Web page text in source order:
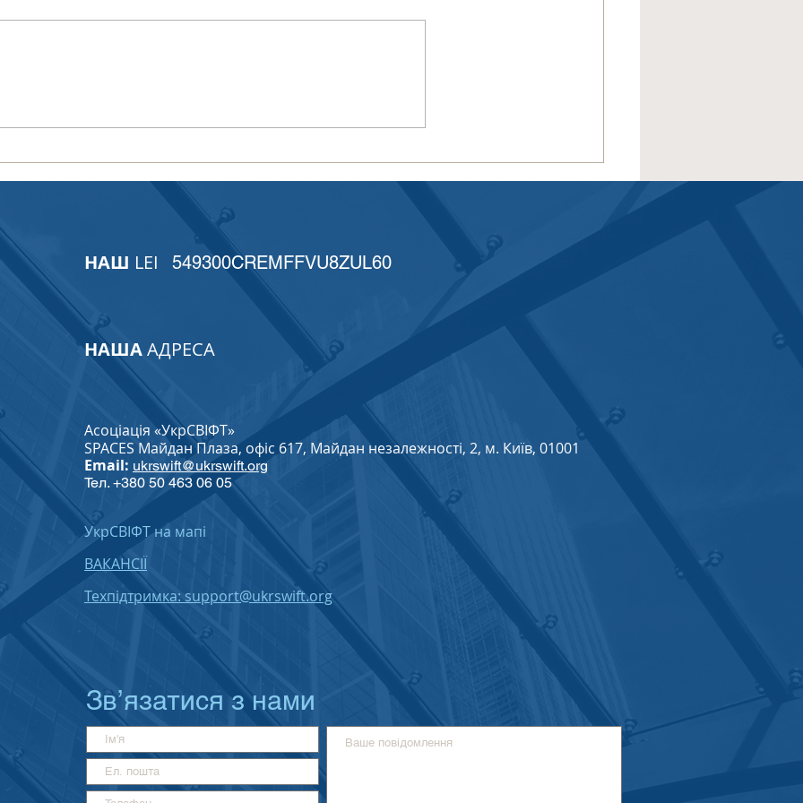
НАШ LEI 549300CREMFFVU8ZUL60
НАШААДРЕСА
Асоціація «УкрСВІФТ»
SPACES Майдан Плаза, офіс 617, Майдан незалежності, 2, м. Київ, 01001
Email: ukrswift@ukrswift.org
Тел. +380 50 463 06 05
УкрСВІФТ на мапі
ВАКАНСІЇ
Техпідтримка: support@ukrswift.org
Зв’язатися з нами